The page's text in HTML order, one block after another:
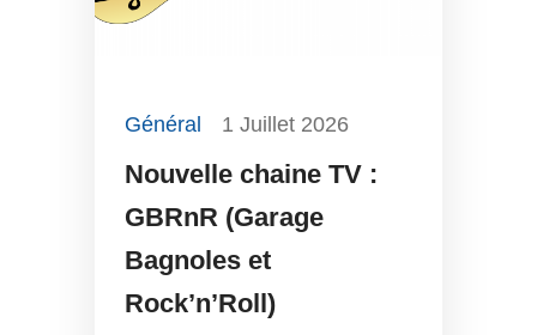
Général 1 Juillet 2026
Nouvelle chaine TV :
GBRnR (Garage
Bagnoles et
Rock’n’Roll)